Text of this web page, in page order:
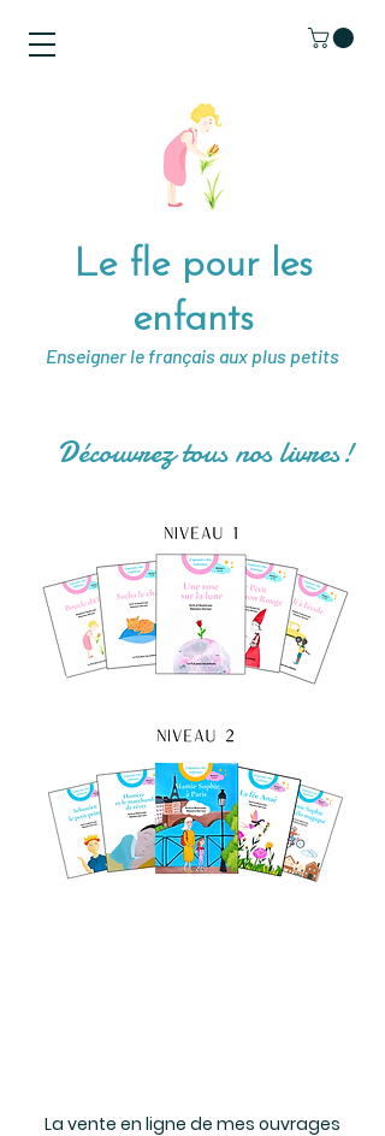
Le fle pour les
enfants
Enseigner le français aux plus petits
Découvrez tous nos livres!
La vente en ligne de mes ouvrages